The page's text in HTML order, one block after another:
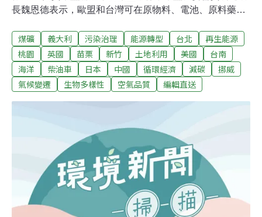
長魏恩德表示，歐盟和台灣可在原物料、電池、原料藥、
見新商機深化台歐夥伴關係。魏恩德演講指出，儘管全球
COVID-19疫情終於有所好轉，但各國持續面對前所未有
挑戰，包含氣候變遷、數位轉型、地緣政治等挑戰，加上
供應鏈成為各國重視議題，歐盟須與志同道合的夥伴合
作，才能解決問題。（中央社報導）20億元農地工廠輔導
的農地違章工廠，收取新台幣20億元的納管輔導金與營運
管理金，應說明經費用途，並呼籲這筆錢應用於拆除違章
工廠。（中央社報導）
煤礦 義大利 污染治理 能源轉型 台北
再生能源
桃園
英國 苗栗 新竹 土地利用 美國
台南
海洋
柴油車 日本 中國 循環經濟 減碳
挪威
氣候變遷
生物多樣性 空氣品質 編輯直送